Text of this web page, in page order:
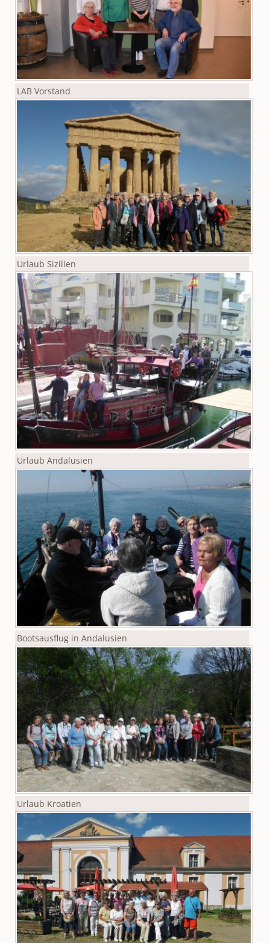
LAB Vorstand
Urlaub Sizilien
Urlaub Andalusien
Bootsausflug in Andalusien
Urlaub Kroatien